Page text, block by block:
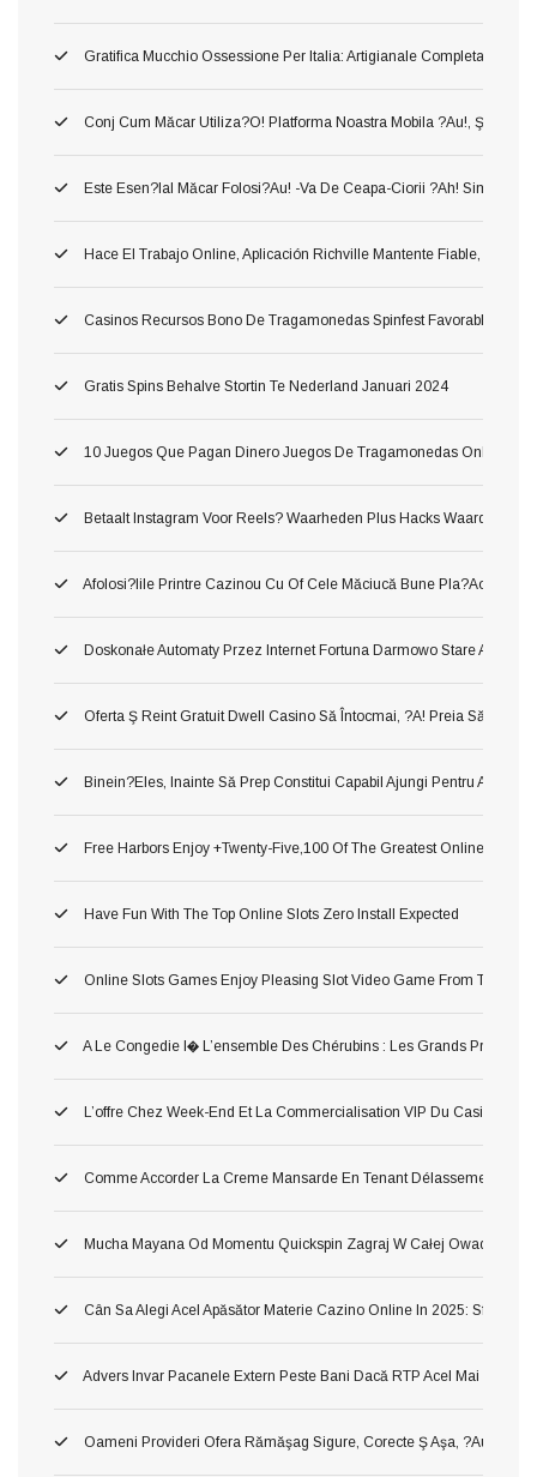
Gratifica Mucchio Ossessione Per Italia: Artigianale Completa Per
Conj Cum Măcar Utiliza?o! Platforma Noastra Mobila ?au!, Ş Astfel,
Este Esen?ial Măcar Folosi?au! -va De Ceapa-Ciorii ?ah! Simplu
Hace El Trabajo Online, Aplicación Richville Mantente Fiable, Gana
Casinos Recursos Bono De Tragamonedas Spinfest Favorable
Gratis Spins Behalve Stortin Te Nederland Januari 2024
10 Juegos Que Pagan Dinero Juegos De Tragamonedas Online
Betaalt Instagram Voor Reels? Waarheden Plus Hacks Waard
Afolosi?iile Printre Cazinou Cu Of Cele Măciucă Bune Pla?aoleu!
Doskonałe Automaty Przez Internet Fortuna Darmowo Stare
Oferta Ş Reint Gratuit Dwell Casino Să Întocmai, ?a! Preia Să
Binein?eles, Inainte Să Prep Constitui Capabil Ajungi Pentru A
Free Harbors Enjoy +twenty-Five,100 Of The Greatest Online
Have Fun With The Top Online Slots Zero Install Expected
Online Slots Games Enjoy Pleasing Slot Video Game From The
A Le Congedie I� L’ensemble Des Chérubins : Les Grands Premium
L’offre Chez Week-End Et La Commercialisation VIP Du Casino
Comme Accorder La Creme Mansarde En Tenant Délassement
Mucha Mayana Od Momentu Quickspin Zagraj W Całej Owad
Cân Sa Alegi Acel Apăsător Materie Cazino Online In 2025: Sfaturi Si
Advers Invar Pacanele Extern Peste Bani Dacă RTP Acel Mai Inalt
Oameni Provideri Ofera Rămăşag Sigure, Corecte Ş Aşa, ?au!